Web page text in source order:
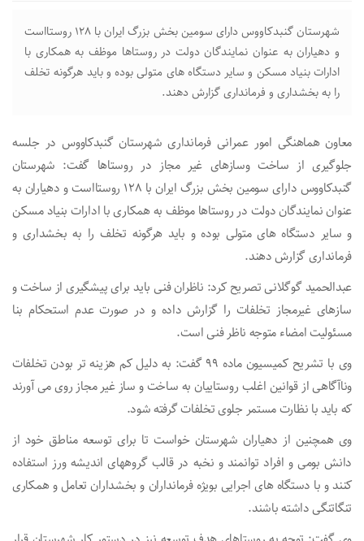
شهرستان گنبدکاووس دارای سومین بخش بزرگ ایران با ۱۲۸ روستااست
و دهیاران به عنوان نمایندگان دولت در روستاها موظف به همکاری با
ادارات بنیاد مسکن و سایر دستگاه های متولی بوده و باید هرگونه تخلف
را به بخشداری و فرمانداری گزارش دهند.
معاون هماهنگی امور عمرانی فرمانداری شهرستان گنبدکاووس در جلسه
جلوگیری از ساخت وسازهای غیر مجاز در روستاها گفت: شهرستان
گنبدکاووس دارای سومین بخش بزرگ ایران با ۱۲۸ روستااست و دهیاران به
عنوان نمایندگان دولت در روستاها موظف به همکاری با ادارات بنیاد مسکن
و سایر دستگاه های متولی بوده و باید هرگونه تخلف را به بخشداری و
فرمانداری گزارش دهند.
عبدالحمید گوگلانی تصریح کرد: ناظران فنی باید برای پیشگیری از ساخت و
سازهای غیرمجاز تخلفات را گزارش داده و در صورت عدم استحکام بنا
مسئولیت امضاء متوجه ناظر فنی است.
وی با تشریح کمیسیون ماده ۹۹ گفت: به دلیل کم هزینه تر بودن تخلفات
وناآگاهی از قوانین اغلب روستاییان به ساخت و ساز غیر مجاز روی می آورند
که باید با نظارت مستمر جلوی تخلفات گرفته شود.
وی همچنین از دهیاران شهرستان خواست تا برای توسعه مناطق خود از
دانش بومی و افراد توانمند و نخبه در قالب گروههای اندیشه ورز استفاده
کنند و با دستگاه های اجرایی بویژه فرمانداران و بخشداران تعامل و همكاری
تنگاتنگی داشته باشند.